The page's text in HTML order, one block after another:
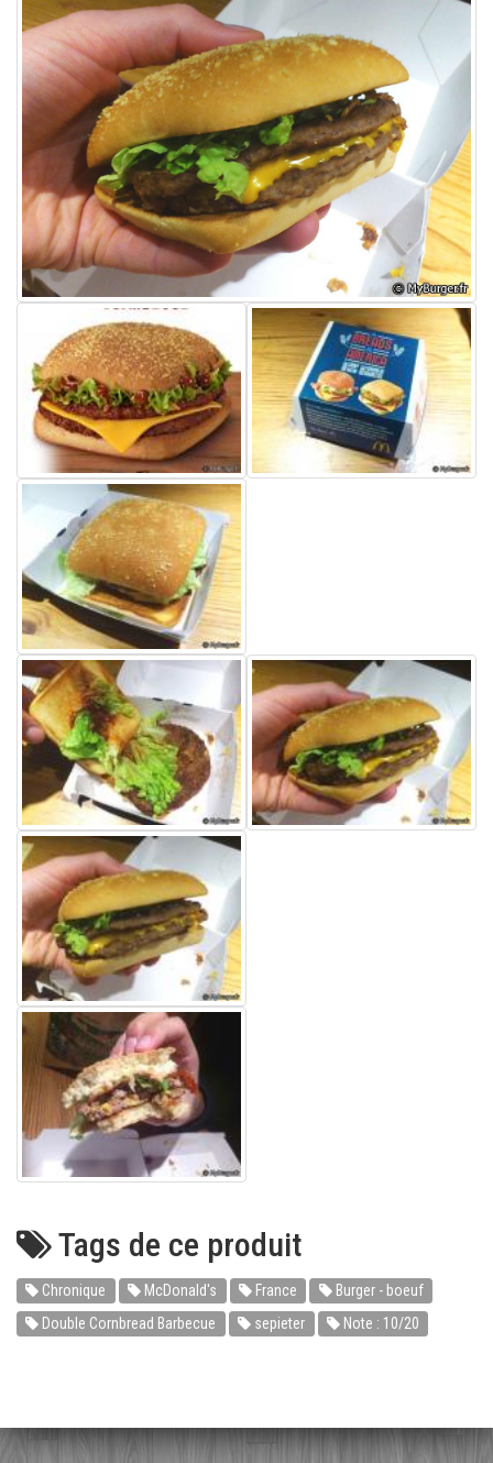
Tags de ce produit
Chronique McDonald's France
Burger - boeuf
Double Cornbread Barbecue
sepieter Note : 10/20